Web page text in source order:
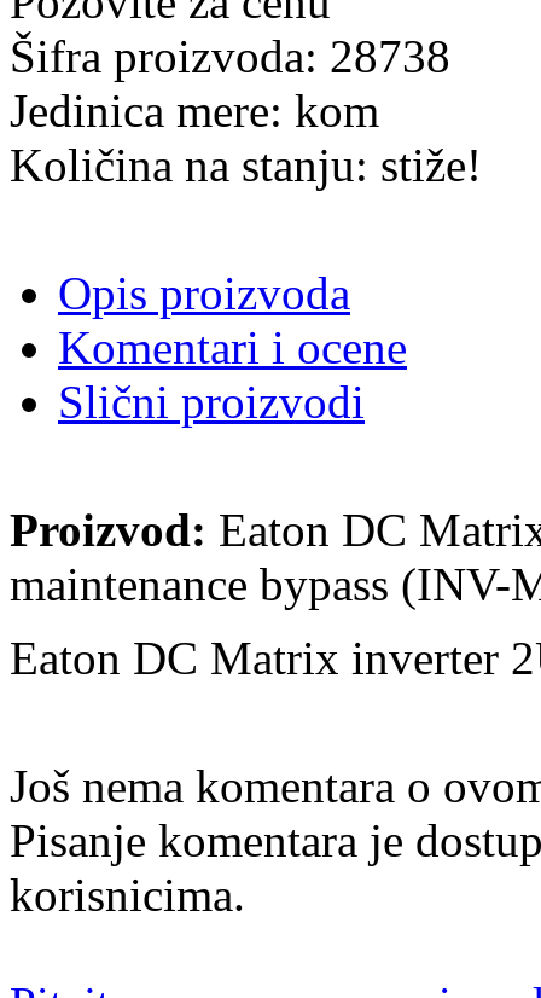
Šifra proizvoda: 28738
Jedinica mere: kom
Količina na stanju: stiže!
Opis proizvoda
Komentari i ocene
Slični proizvodi
Proizvod: Eaton DC
maintenance bypass (INV-
Eaton DC Matrix inverter
Još nema komentara o
Pisanje komentara je
korisnicima.